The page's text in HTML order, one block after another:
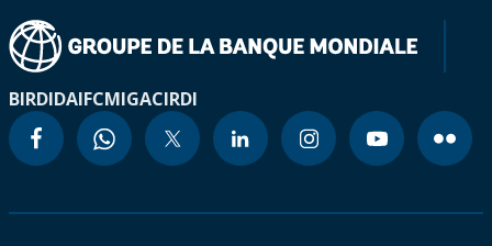
BIRDIDAIFCMIGACIRDI